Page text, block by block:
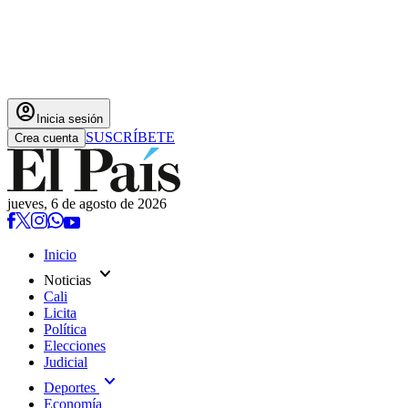
account_circle Inicia sesión
Crea cuenta SUSCRÍBETE
jueves, 6 de agosto de 2026
Inicio
Noticias expand_more
Cali
Licita
Política
Elecciones
Judicial
Deportes expand_more
Economía